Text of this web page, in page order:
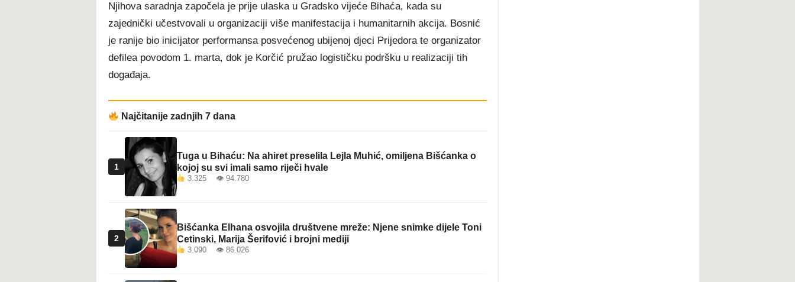
Njihova saradnja započela je prije ulaska u Gradsko vijeće Bihaća, kada su
zajednički učestvovali u organizaciji više manifestacija i humanitarnih akcija. Bosnić
je ranije bio inicijator performansa posvećenog ubijenoj djeci Prijedora te organizator
defilea povodom 1. marta, dok je Korčić pružao logističku podršku u realizaciji tih
događaja.
Najčitanije zadnjih 7 dana
1
Tuga u Bihaću: Na ahiret preselila Lejla Muhić, omiljena Bišćanka o
kojoj su svi imali samo riječi hvale
3.325 👁 94.780
2
Bišćanka Elhana osvojila društvene mreže: Njene snimke dijele Toni
Cetinski, Marija Šerifović i brojni mediji
3.090 👁 86.026